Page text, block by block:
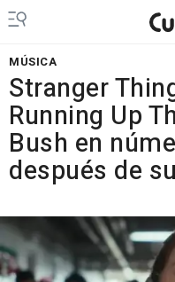
MÚSICA
Stranger
Running Up
Bush en
después de